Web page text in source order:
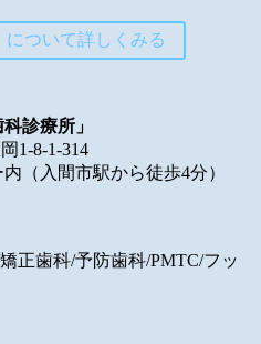
ついて詳しくみる
診療所」
1-8-1-314
（入間市駅から徒歩4分）
正歯科/予防歯科/PMTC/フッ